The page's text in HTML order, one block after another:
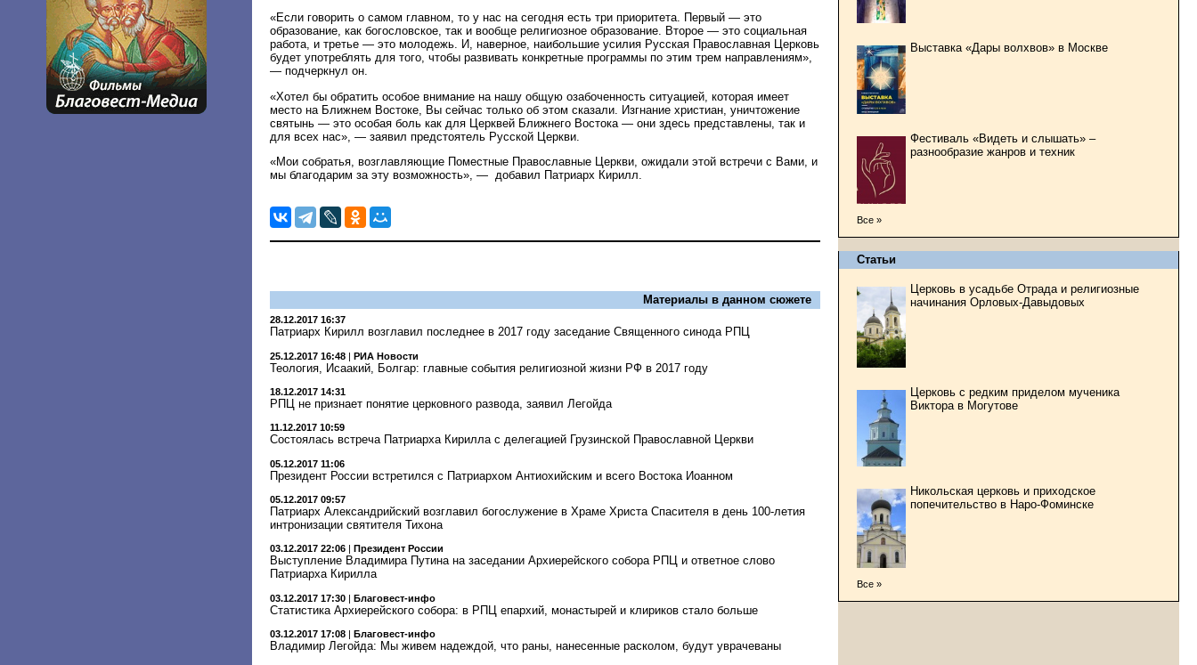
«Если говорить о самом главном, то у нас на сегодня есть три приоритета. Первый ― это
образование, как богословское, так и вообще религиозное образование. Второе ― это социальная
работа, и третье ― это молодежь. И, наверное, наибольшие усилия Русская Православная Церковь
будет употреблять для того, чтобы развивать конкретные программы по этим трем направлениям»,
― подчеркнул он.
«Хотел бы обратить особое внимание на нашу общую озабоченность ситуацией, которая имеет
место на Ближнем Востоке, Вы сейчас только об этом сказали. Изгнание христиан, уничтожение
святынь ― это особая боль как для Церквей Ближнего Востока ― они здесь представлены, так и
для всех нас», ― заявил предстоятель Русской Церкви.
«Мои собратья, возглавляющие Поместные Православные Церкви, ожидали этой встречи с Вами, и
мы благодарим за эту возможность», ― добавил Патриарх Кирилл.
Материалы в данном сюжете
28.12.2017 16:37
Патриарх Кирилл возглавил последнее в 2017 году заседание Священного синода РПЦ
25.12.2017 16:48 | РИА Новости
Теология, Исаакий, Болгар: главные события религиозной жизни РФ в 2017 году
18.12.2017 14:31
РПЦ не признает понятие церковного развода, заявил Легойда
11.12.2017 10:59
Состоялась встреча Патриарха Кирилла с делегацией Грузинской Православной Церкви
05.12.2017 11:06
Президент России встретился с Патриархом Антиохийским и всего Востока Иоанном
05.12.2017 09:57
Патриарх Александрийский возглавил богослужение в Храме Христа Спасителя в день 100-летия
интронизации святителя Тихона
03.12.2017 22:06 Президент России
Выступление Владимира Путина на заседании Архиерейского собора РПЦ и ответное слово
Патриарха Кирилла
03.12.2017 17:30 | Благовест-инфо
Статистика Архиерейского собора: в РПЦ епархий, монастырей и клириков стало больше
03.12.2017 17:08 | Благовест-инфо
Владимир Легойда: Мы живем надеждой, что раны, нанесенные расколом, будут уврачеваны
Выставка «Дары волхвов» в Москве
Фестиваль «Видеть и слышать» –
разнообразие жанров и техник
Все »
Статьи
Церковь в усадьбе Отрада и религиозные
начинания Орловых-Давыдовых
Церковь с редким приделом мученика
Виктора в Могутове
Никольская церковь и приходское
попечительство в Наро-Фоминске
Все »